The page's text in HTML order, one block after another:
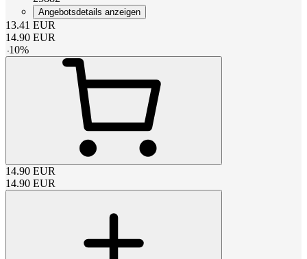
Angebotsdetails anzeigen
13.41 EUR
14.90 EUR
-10%
14.90 EUR
14.90 EUR